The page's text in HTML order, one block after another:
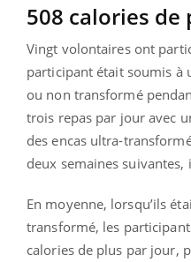
508 calories
Vingt volontaires ont
participant était soumis à
ou non transformé
trois repas par jour avec
des encas ultra-
deux semaines
En moyenne, lorsqu’ils
transformé, les
calories de plus par jour,